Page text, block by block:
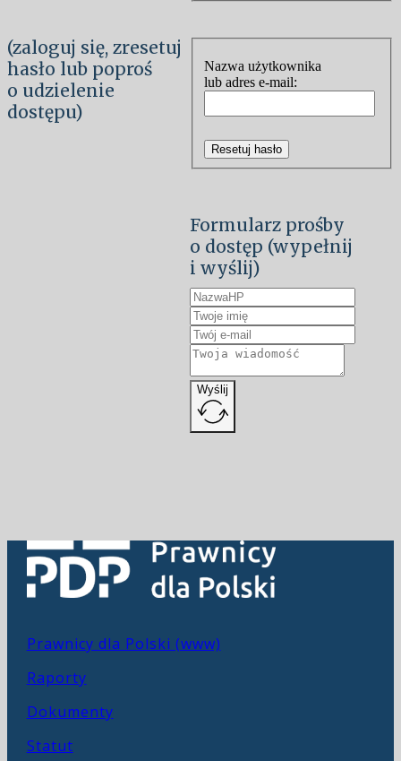
(zaloguj się, zresetuj
hasło lub poproś
o udzielenie
dostępu)
Nazwa użytkownika
lub adres e-mail:
Resetuj hasło
Formularz prośby
o dostęp (wypełnij
i wyślij)
Wyślij
Prawnicy dla Polski (www)
Raporty
Dokumenty
Statut